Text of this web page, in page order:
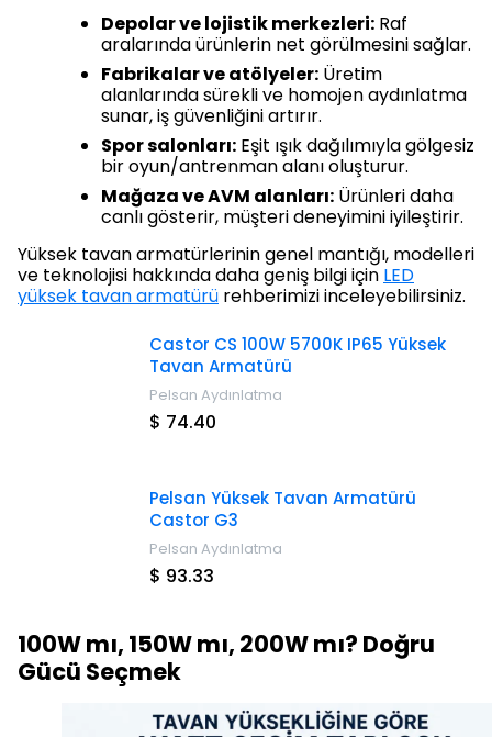
Depolar ve lojistik merkezleri: Raf
aralarında ürünlerin net görülmesini sağlar.
Fabrikalar ve atölyeler: Üretim
alanlarında sürekli ve homojen aydınlatma
sunar, iş güvenliğini artırır.
Spor salonları: Eşit ışık dağılımıyla gölgesiz
bir oyun/antrenman alanı oluşturur.
Mağaza ve AVM alanları: Ürünleri daha
canlı gösterir, müşteri deneyimini iyileştirir.
Yüksek tavan armatürlerinin genel mantığı, modelleri
ve teknolojisi hakkında daha geniş bilgi için LED
yüksek tavan armatürü rehberimizi inceleyebilirsiniz.
Castor CS 100W 5700K IP65 Yüksek
Tavan Armatürü
Pelsan Aydınlatma
$ 74.40
Pelsan Yüksek Tavan Armatürü
Castor G3
Pelsan Aydınlatma
$ 93.33
100W mı, 150W mı, 200W mı? Doğru
Gücü Seçmek